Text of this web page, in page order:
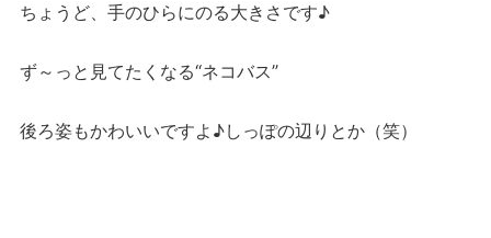
ちょうど、手のひらにのる大きさです♪
ず～っと見てたくなる“ネコバス”
後ろ姿もかわいいですよ♪しっぽの辺りとか（笑）